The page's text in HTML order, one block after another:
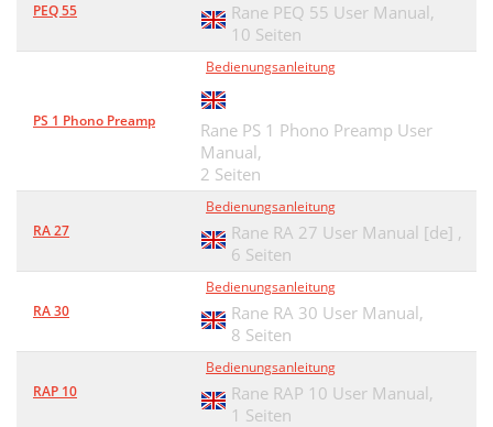
PEQ 55
Rane PEQ 55 User Manual,
10 Seiten
PS 1 Phono Preamp
Bedienungsanleitung
Rane PS 1 Phono Preamp User
Manual,
2 Seiten
RA 27
Bedienungsanleitung
Rane RA 27 User Manual [de] ,
6 Seiten
RA 30
Bedienungsanleitung
Rane RA 30 User Manual,
8 Seiten
RAP 10
Bedienungsanleitung
Rane RAP 10 User Manual,
1 Seiten